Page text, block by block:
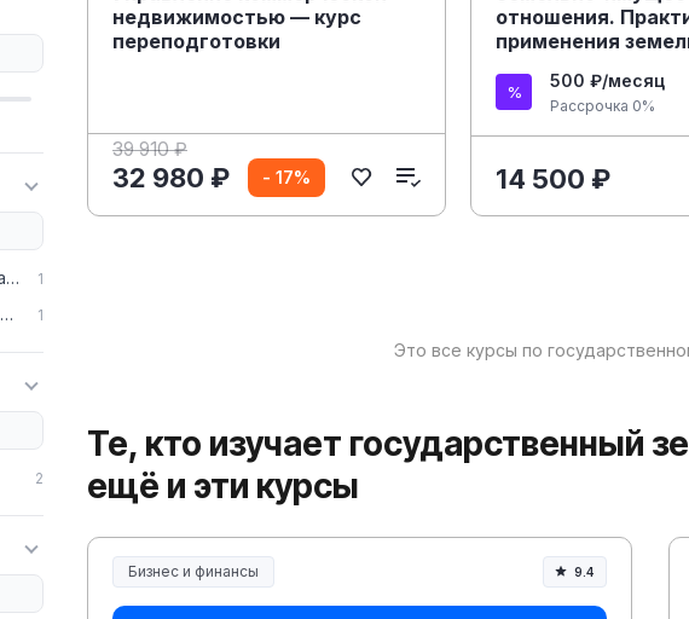
АПОК — Академия профессионального образования кадров 1
ИПО — институт профессионального образования 1
2
недвижимостью — курс
переподготовки
39 910 ₽
32 980 ₽ - 17%
отношения.
применения
500 ₽/месяц
Рассрочка 0%
14 500 ₽
Это все курсы по
Те, кто изучает государственный
ещё и эти курсы
Бизнес и финансы 9.4